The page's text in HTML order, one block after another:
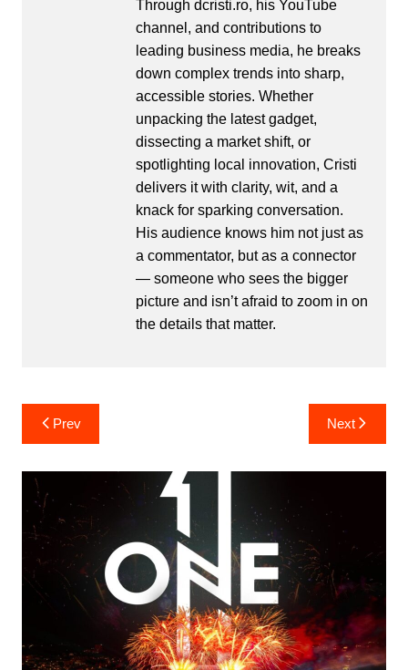
Through dcristi.ro, his YouTube
channel, and contributions to
leading business media, he breaks
down complex trends into sharp,
accessible stories. Whether
unpacking the latest gadget,
dissecting a market shift, or
spotlighting local innovation, Cristi
delivers it with clarity, wit, and a
knack for sparking conversation.
His audience knows him not just as
a commentator, but as a connector
— someone who sees the bigger
picture and isn’t afraid to zoom in on
the details that matter.
Post
navigation
Prev Next